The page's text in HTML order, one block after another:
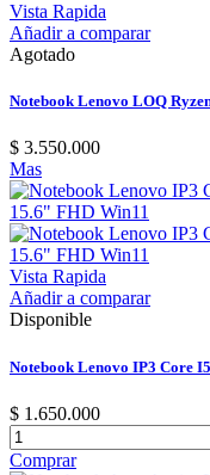
Vista Rapida
Añadir a comparar
Agotado
Notebook Lenovo LOQ
$ 3.550.000
Mas
Vista Rapida
Añadir a comparar
Disponible
Notebook Lenovo IP3 Core
$ 1.650.000
Comprar